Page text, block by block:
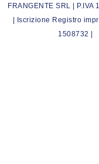
FRANGENTE SRL | P.IVA
| Iscrizione Registro
1508732 |